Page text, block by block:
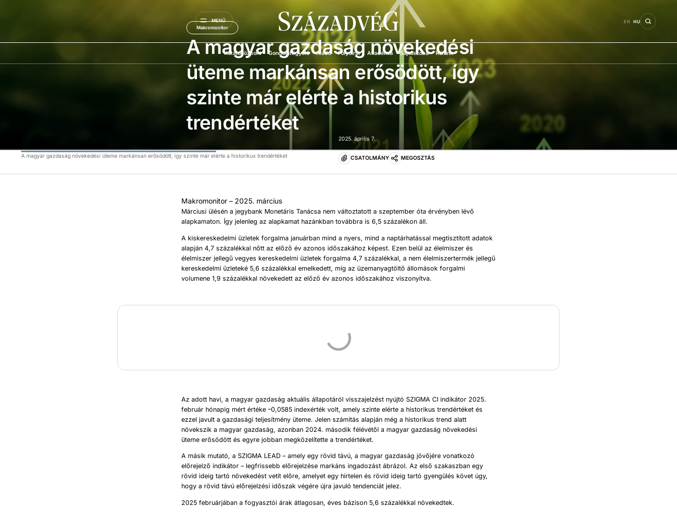
MENÜ EN HU
Kutatóközpont Gondolatfigyelő Kiadó Folyóirat Akadémia Sajtószoba Rólunk
Makromonitor
A magyar gazdaság növekedési
üteme markánsan erősödött, így
szinte már elérte a historikus
trendértéket
2025. április 7.
A magyar gazdaság növekedési üteme markánsan erősödött, így szinte már elérte a historikus trendértéket CSATOLMÁNY MEGOSZTÁS
Makromonitor – 2025. március
Márciusi ülésén a jegybank Monetáris Tanácsa nem változtatott a szeptember óta érvényben lévő
alapkamaton. Így jelenleg az alapkamat hazánkban továbbra is 6,5 százalékon áll.
A kiskereskedelmi üzletek forgalma januárban mind a nyers, mind a naptárhatással megtisztított adatok
alapján 4,7 százalékkal nőtt az előző év azonos időszakához képest. Ezen belül az élelmiszer és
élelmiszer jellegű vegyes kereskedelmi üzletek forgalma 4,7 százalékkal, a nem élelmiszertermék jellegű
kereskedelmi üzleteké 5,6 százalékkal emelkedett, míg az üzemanyagtöltő állomások forgalmi
volumene 1,9 százalékkal növekedett az előző év azonos időszakához viszonyítva.
Az adott havi, a magyar gazdaság aktuális állapotáról visszajelzést nyújtó SZIGMA CI indikátor 2025.
február hónapig mért értéke –0,0585 indexérték volt, amely szinte elérte a historikus trendértéket és
ezzel javult a gazdasági teljesítmény üteme. Jelen számítás alapján még a historikus trend alatt
növekszik a magyar gazdaság, azonban 2024. második félévétől a magyar gazdaság növekedési
üteme erősödött és egyre jobban megközelítette a trendértéket.
A másik mutató, a SZIGMA LEAD – amely egy rövid távú, a magyar gazdaság jövőjére vonatkozó
előrejelző indikátor – legfrissebb előrejelzése markáns ingadozást ábrázol. Az első szakaszban egy
rövid ideig tartó növekedést vetít előre, amelyet egy hirtelen és rövid ideig tartó gyengülés követ úgy,
hogy a rövid távú előrejelzési időszak végére újra javuló tendenciát jelez.
2025 februárjában a fogyasztói árak átlagosan, éves bázison 5,6 százalékkal növekedtek.